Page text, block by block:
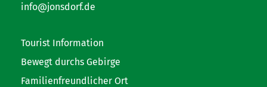
info@jonsdorf.de
Tourist Information
Bewegt durchs Gebirge
Familienfreundlicher Ort